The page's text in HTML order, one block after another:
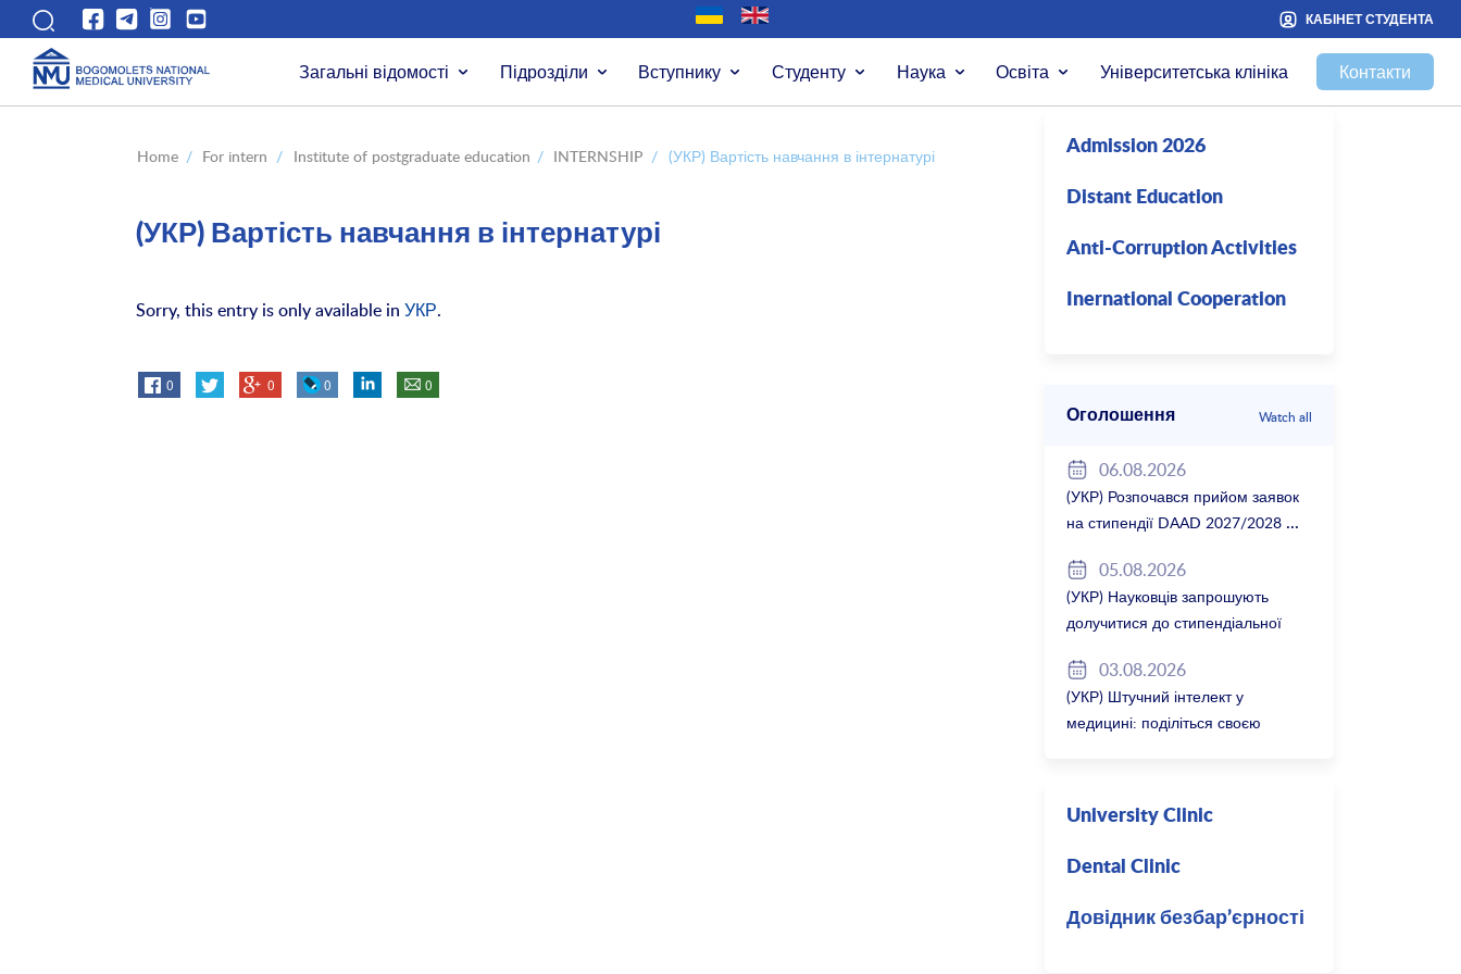
КАБІНЕТ СТУДЕНТА
Загальні відомості Підрозділи Вступнику Студенту Наука Освіта Університетська клініка Контакти
Home / For intern / Institute of postgraduate education / INTERNSHIP / (УКР) Вартість навчання в інтернатурі
(УКР) Вартість навчання в інтернатурі
Sorry, this entry is only available inУКР.
0 0 0 0
Admission 2026
Distant Education
Anti-Corruption Activities
Inernational Cooperation
Оголошення Watch all
06.08.2026
(УКР) Розпочався прийом заявок
на стипендії DAAD 2027/2028
05.08.2026
(УКР) Науковців запрошують
долучитися до стипендіальної
Баварія 2027/28
03.08.2026
(УКР) Штучний інтелект у
медицині: поділіться своєю
University Clinic
Dental Clinic
Довідник безбар’єрності